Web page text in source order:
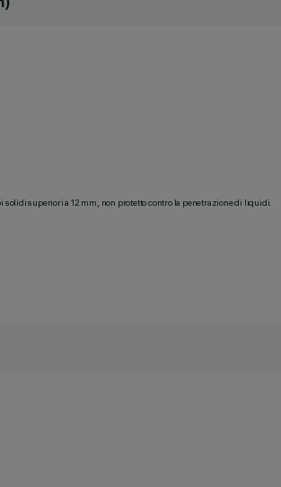
solidi superiori a 12 mm, non protetto contro la penetrazione di liquidi.